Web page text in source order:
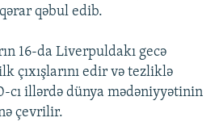
qəbul edib.
16-da Liverpuldakı gecə
çıxışlarını edir və tezliklə
cı illərdə dünya mədəniyyətinin
çevrilir.